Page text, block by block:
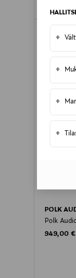
+
+
+
+
ONLINE
POLK
Polk
Original
949,00 €